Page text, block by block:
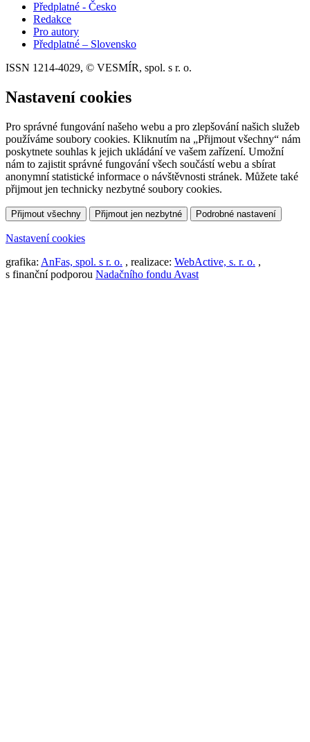
Předplatné - Česko
Redakce
Pro autory
Předplatné – Slovensko
ISSN 1214-4029, © VESMÍR, spol. s r. o.
Nastavení cookies
Pro správné fungování našeho webu a pro zlepšování našich služeb
používáme soubory cookies. Kliknutím na „Přijmout všechny“ nám
poskytnete souhlas k jejich ukládání ve vašem zařízení. Umožní
nám to zajistit správné fungování všech součástí webu a sbírat
anonymní statistické informace o návštěvnosti stránek. Můžete také
přijmout jen technicky nezbytné soubory cookies.
Přijmout všechny Přijmout jen nezbytné Podrobné nastavení
Nastavení cookies
grafika: AnFas, spol. s r. o. , realizace: WebActive, s. r. o. ,
s finanční podporou Nadačního fondu Avast